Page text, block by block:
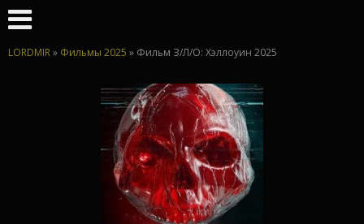
LORDMIR» Фильмы 2025 » Фильм З/Л/О: Хэллоуин 2025